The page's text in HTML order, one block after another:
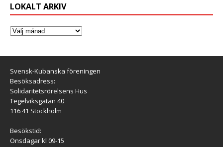
LOKALT ARKIV
Svensk-Kubanska föreningen
Besöksadress:
Solidaritetsrörelsens Hus
Tegelviksgatan 40
116 41 Stockholm
Besökstid:
Onsdagar kl 09-15